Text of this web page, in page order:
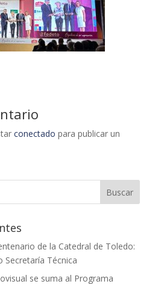
conectado para publicar un
de la Catedral de Toledo:
Técnica
se suma al Programa